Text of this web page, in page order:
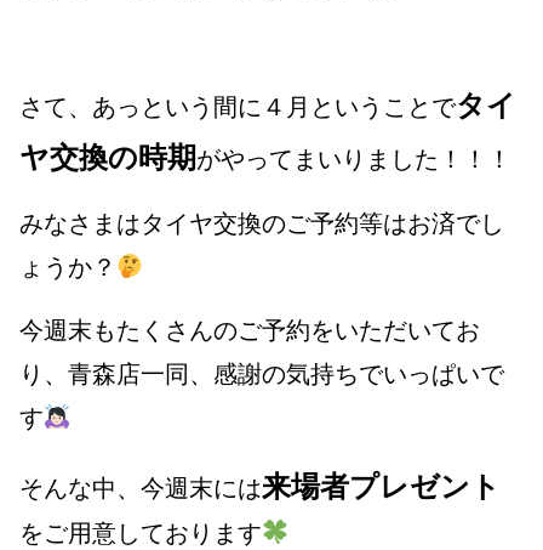
さて、あっという間に４月ということでタイ
ヤ交換の時期がやってまいりました！！！
みなさまはタイヤ交換のご予約等はお済でし
ょうか？
今週末もたくさんのご予約をいただいてお
り、青森店一同、感謝の気持ちでいっぱいで
す
そんな中、今週末には来場者プレゼント
をご用意しております